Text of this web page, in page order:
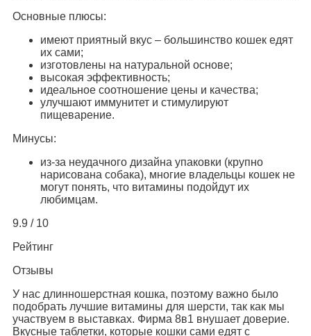
Основные плюсы:
имеют приятный вкус – большинство кошек едят
их сами;
изготовлены на натуральной основе;
высокая эффективность;
идеальное соотношение цены и качества;
улучшают иммунитет и стимулируют
пищеварение.
Минусы:
из-за неудачного дизайна упаковки (крупно
нарисована собака), многие владельцы кошек не
могут понять, что витамины подойдут их
любимцам.
9.9 / 10
Рейтинг
Отзывы
У нас длинношерстная кошка, поэтому важно было
подобрать лучшие витамины для шерсти, так как мы
участвуем в выставках. Фирма 8в1 внушает доверие.
Вкусные таблетки, которые кошки сами едят с